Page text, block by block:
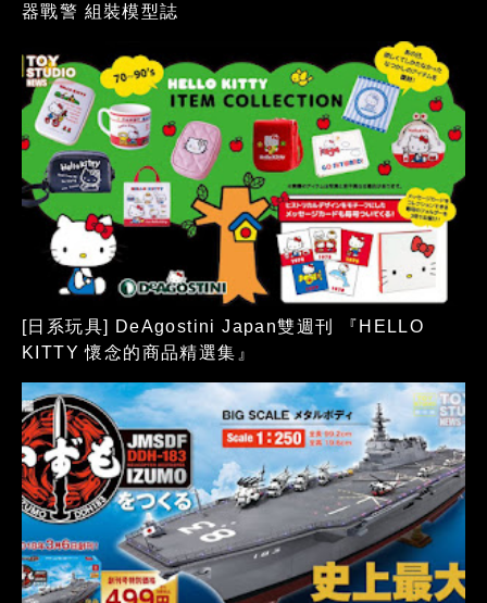
器戰警 組裝模型誌
[日系玩具] DeAgostini Japan雙週刊 『HELLO
KITTY 懷念的商品精選集』